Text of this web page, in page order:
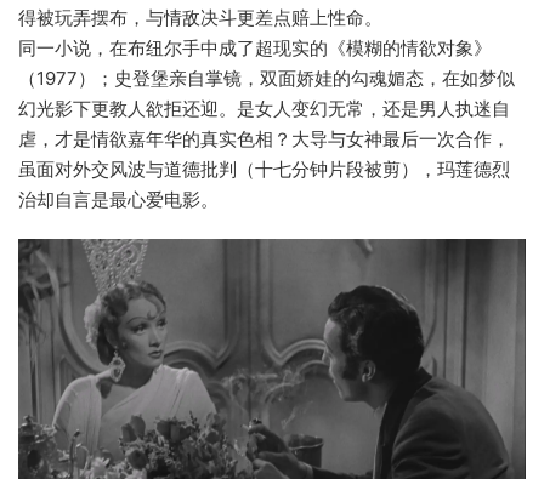
得被玩弄摆布，与情敌决斗更差点赔上性命。
同一小说，在布纽尔手中成了超现实的《模糊的情欲对象》
（1977）；史登堡亲自掌镜，双面娇娃的勾魂媚态，在如梦似
幻光影下更教人欲拒还迎。是女人变幻无常，还是男人执迷自
虐，才是情欲嘉年华的真实色相？大导与女神最后一次合作，
虽面对外交风波与道德批判（十七分钟片段被剪），玛莲德烈
治却自言是最心爱电影。